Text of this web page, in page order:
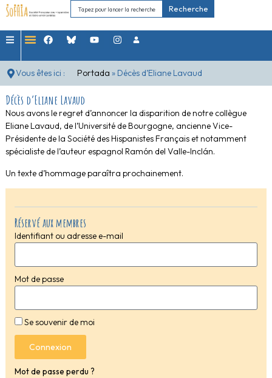
Recherche
Vous êtes ici : Portada » Décès d’Eliane Lavaud
Réservé aux membres
Identifiant ou adresse e-mail
Mot de passe
Se souvenir de moi
Connexion
Mot de passe perdu ?
Décès d’Eliane Lavaud
Nous avons le regret d’annoncer la disparition de notre collègue
Eliane Lavaud, de l’Université de Bourgogne, ancienne Vice-
Présidente de la Société des Hispanistes Français et notamment
spécialiste de l’auteur espagnol Ramón del Valle-Inclán.
Un texte d’hommage paraîtra prochainement.